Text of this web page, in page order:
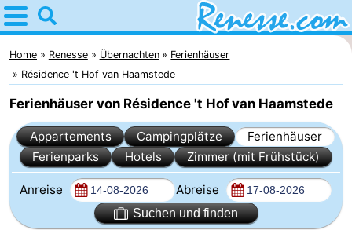
Home
Renesse
Tipps
Für
kindern
Übernachten
Appartements
Home Renesse Übernachten
Ferienhäuser
Résidence 't Hof van Haamstede
Ferienhäuser von Résidence 't Hof van Haamstede
Appartements Campingplätze
Ferienhäuser
Ferienparks
Hotels Zimmer (mit Frühstück)
Anreise Abreise
Suchen und finden